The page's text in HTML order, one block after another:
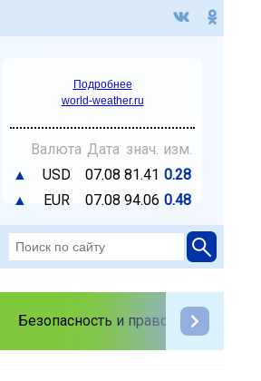
Подробнее
world-weather.ru
Валюта Дата знач. изм.
▲
USD 07.08 81.41 0.28
▲
EUR 07.08 94.06 0.48
Безопасность и правопорядок